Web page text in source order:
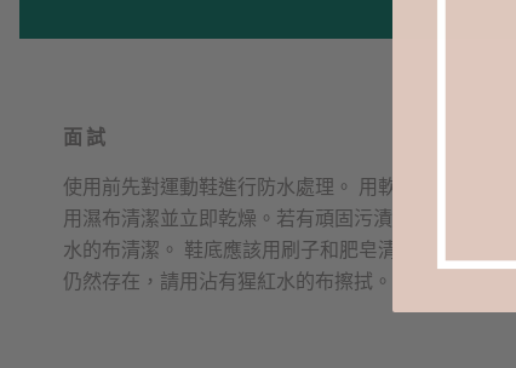
面試
使用前先對運動鞋進行防水處理。 用軟刷除塵，然後
用濕布清潔並立即乾燥。若有頑固污漬，請用沾有猩紅
水的布清潔。 鞋底應該用刷子和肥皂清潔。如果痕跡
仍然存在，請用沾有猩紅水的布擦拭。